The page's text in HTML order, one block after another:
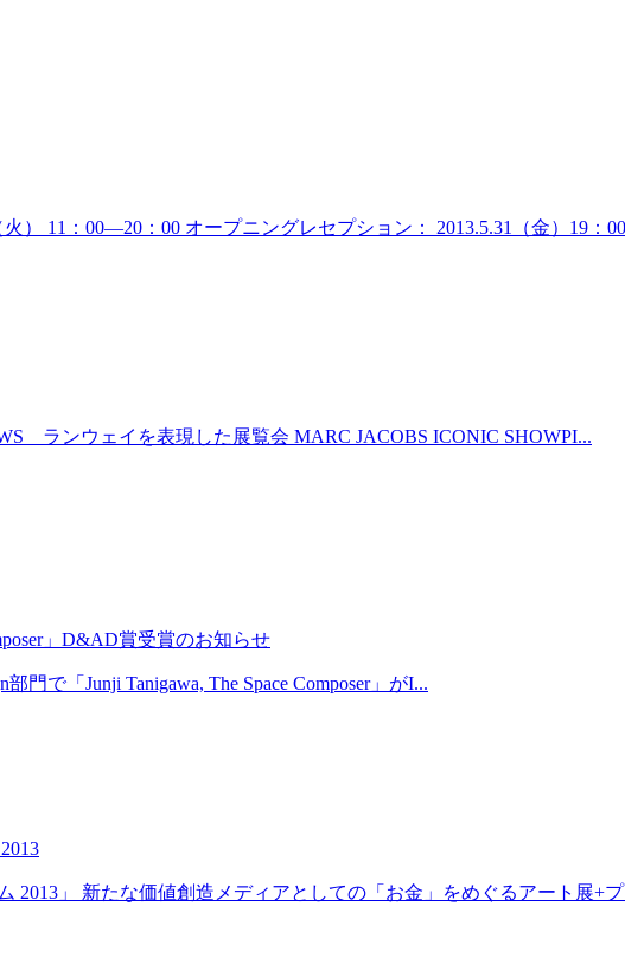
） 11：00―20：00 オープニングレセプション： 2013.5.31（金）19：
ランウェイを表現した展覧会 MARC JACOBS ICONIC SHOWPI...
」D&AD賞受賞のお知らせ
門で「Junji Tanigawa, The Space Composer」がI...
ム 2013」 新たな価値創造メディアとしての「お金」をめぐるアート展+